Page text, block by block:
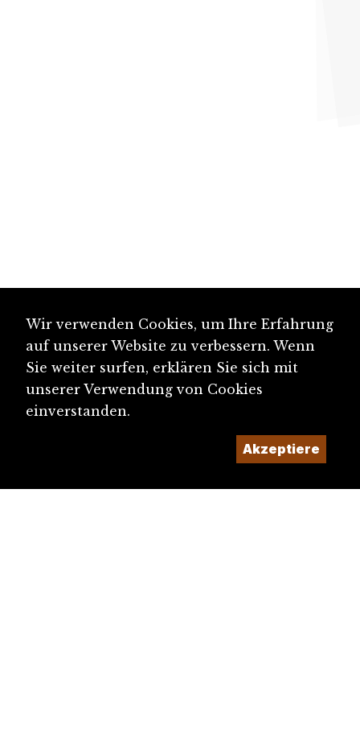
Wir verwenden Cookies, um Ihre Erfahrung
auf unserer Website zu verbessern. Wenn
Sie weiter surfen, erklären Sie sich mit
unserer Verwendung von Cookies
einverstanden.
Akzeptiere